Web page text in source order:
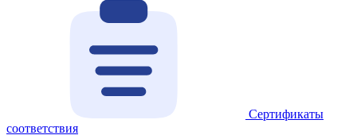
Сертификаты
соответствия